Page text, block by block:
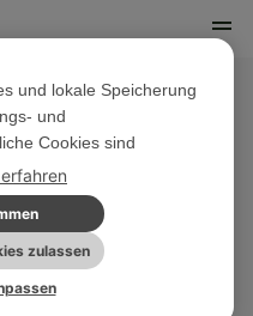
2022
soll
fossilen
vorlegen!
und lokale Speicherung
und
Cookies sind
zulassen